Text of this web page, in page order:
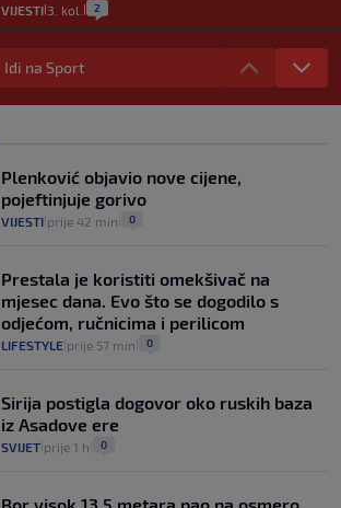
VIJESTI 3. kol. 2
Uzgajivač objasnio zašto kilogram
rajčica košta deset eura: "Nećete ih
vidjeti na akcijama u trgovinama"
8
Evo aktualnih cijena i nekoliko savjeta
da prođe što lakše i jeftinije
VIJESTI 2. kol. 0
Idi na Sport
Plenković objavio nove cijene,
pojeftinjuje gorivo
VIJESTI prije 42 min 0
Prestala je koristiti omekšivač na
mjesec dana. Evo što se dogodilo s
odjećom, ručnicima i perilicom
LIFESTYLE prije 57 min 0
Sirija postigla dogovor oko ruskih baza
iz Asadove ere
SVIJET prije 1 h 0